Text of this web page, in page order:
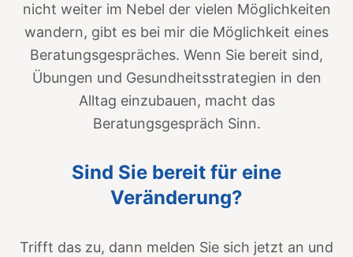
nicht weiter im Nebel der vielen Möglichkeiten
wandern, gibt es bei mir die Möglichkeit eines
Beratungsgespräches. Wenn Sie bereit sind,
Übungen und Gesundheitsstrategien in den
Alltag einzubauen, macht das
Beratungsgespräch Sinn.
Sind Sie bereit für eine
Veränderung?
Trifft das zu, dann melden Sie sich jetzt an und